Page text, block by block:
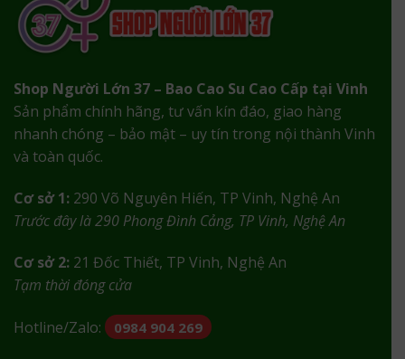
Shop Người Lớn 37 – Bao Cao Su Cao Cấp tại Vinh
Sản phẩm chính hãng, tư vấn kín đáo, giao hàng
nhanh chóng – bảo mật – uy tín trong nội thành Vinh
và toàn quốc.
Cơ sở 1: 290 Võ Nguyên Hiến, TP Vinh, Nghệ An
Trước đây là 290 Phong Đình Cảng, TP Vinh, Nghệ An
Cơ sở 2: 21 Đốc Thiết, TP Vinh, Nghệ An
Tạm thời đóng cửa
Hotline/Zalo: 0984 904 269